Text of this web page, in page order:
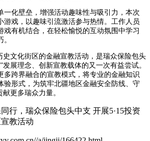
一化壁垒，增强活动趣味性与吸引力，本次
游戏，以趣味引流激活参与热情。工作人员
戏有机结合，在轻松愉悦的互动氛围中学习
史文化街区的金融宣教活动，是瑞众保险包头
展理念、创新宣教载体的又一次有益尝试。
多跨界融合的宣教模式，将专业的金融知识
验形式，为筑牢北疆地区金融安全防线、守
更多瑞众力量。
行，瑞众保险包头中支 开展5·15投资
教活动